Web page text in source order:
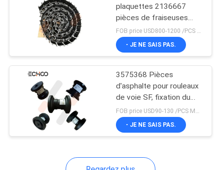
Pièces d'usage
plaquettes 2136667
pièces de fraiseuses
routières
FOB price USD800-1200 /PCS MOQ:2 PCS
- JE NE SAIS PAS.
3575368 Pièces
d'asphalte pour rouleaux
de voie SF, fixation du
châssis
FOB price USD90-130 /PCS MOQ:2 PCS
- JE NE SAIS PAS.